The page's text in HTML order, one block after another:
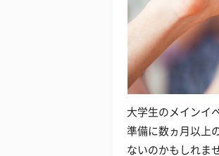
大学生のメインイ
準備に数ヵ月以上
ないのかもしれま